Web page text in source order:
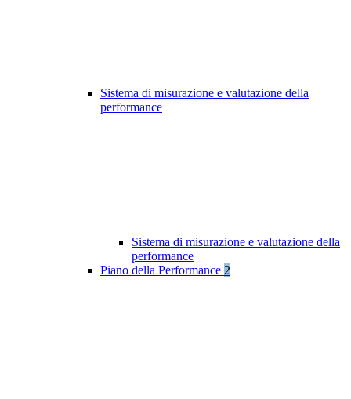
Sistema di misurazione e valutazione della
performance
Sistema di misurazione e valutazione della
performance
Piano della Performance 2